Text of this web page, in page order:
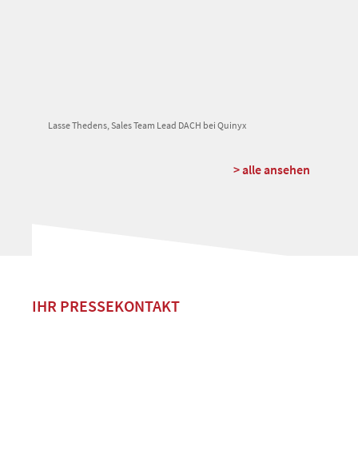
Lasse Thedens, Sales Team Lead DACH bei Quinyx
> alle ansehen
IHR PRESSEKONTAKT